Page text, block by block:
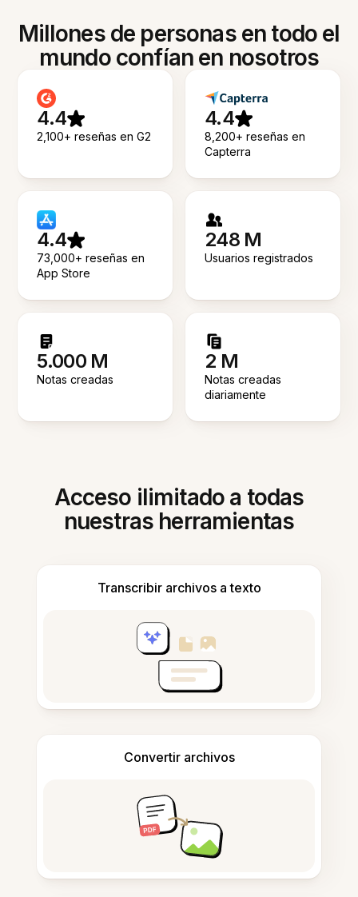
Millones de personas en todo el
mundo confían en nosotros
4.4
2,100+ reseñas en G2
4.4
8,200+ reseñas en
Capterra
4.4
73,000+ reseñas en
App Store
248 M
Usuarios registrados
5.000 M
Notas creadas
2 M
Notas creadas
diariamente
Acceso ilimitado a todas
nuestras herramientas
Transcribir archivos a texto
Convertir archivos